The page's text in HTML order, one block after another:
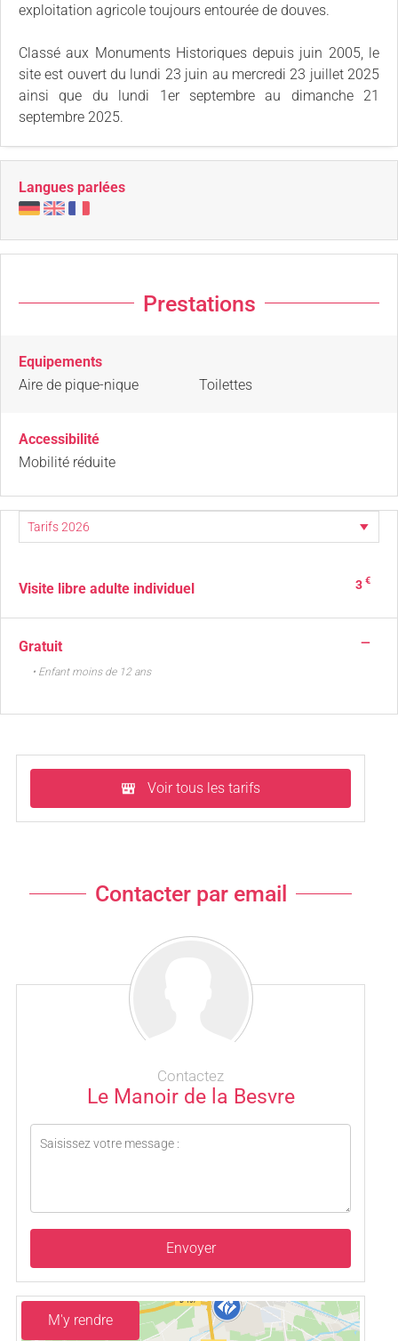
exploitation agricole toujours entourée de douves.
Classé aux Monuments Historiques depuis juin 2005, le
site est ouvert du lundi 23 juin au mercredi 23 juillet 2025
ainsi que du lundi 1er septembre au dimanche 21
septembre 2025.
Langues parlées
Prestations
Equipements
Aire de pique-nique
Toilettes
Accessibilité
Mobilité réduite
Visite libre adulte individuel 3 €
Gratuit —
• Enfant moins de 12 ans
Voir tous les tarifs
Contacter par email
Contactez
Le Manoir de la Besvre
Envoyer
M'y rendre